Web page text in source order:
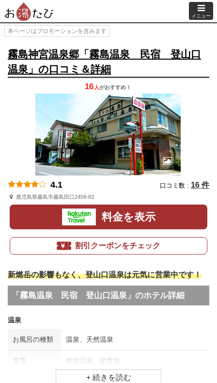
メニュー
本ページはプロモーションを含みます
霧島神宮温泉郷「霧島温泉 民宿 登山口
温泉」の口コミ＆詳細
16 人がおすすめ！
4.1 口コミ数 : 16 件
鹿児島県霧島市霧島田口2459-83
料金を表示
割引クーポンをチェック
新燃岳の影響もなく、登山口温泉は元気に営業中です！
「霧島温泉 民宿 登山口温泉」のホテル詳細
温泉
お風呂の種類 温泉、天然温泉
泉質 単純温泉、硫黄泉